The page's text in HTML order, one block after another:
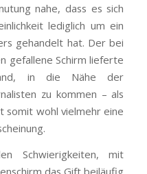
nahe, dass es sich
lediglich um ein
gehandelt hat. Der bei
gefallene Schirm lieferte
in die Nähe der
zu kommen – als
somit wohl vielmehr eine
Schwierigkeiten, mit
das Gift beiläufig